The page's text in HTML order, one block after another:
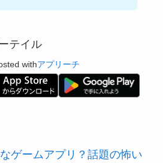
テイル
withアプリーチ
ゲームアプリ？話題の怖い